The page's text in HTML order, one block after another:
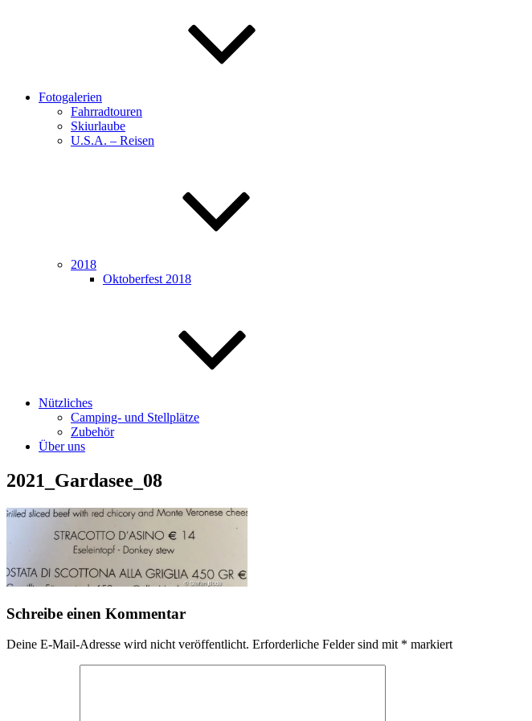
Fotogalerien
Fahrradtouren
Skiurlaube
U.S.A. – Reisen
2018
Oktoberfest 2018
Nützliches
Camping- und Stellplätze
Zubehör
Über uns
2021_Gardasee_08
Schreibe einen Kommentar
Deine E-Mail-Adresse wird nicht veröffentlicht. Erforderliche Felder sind mit * markiert